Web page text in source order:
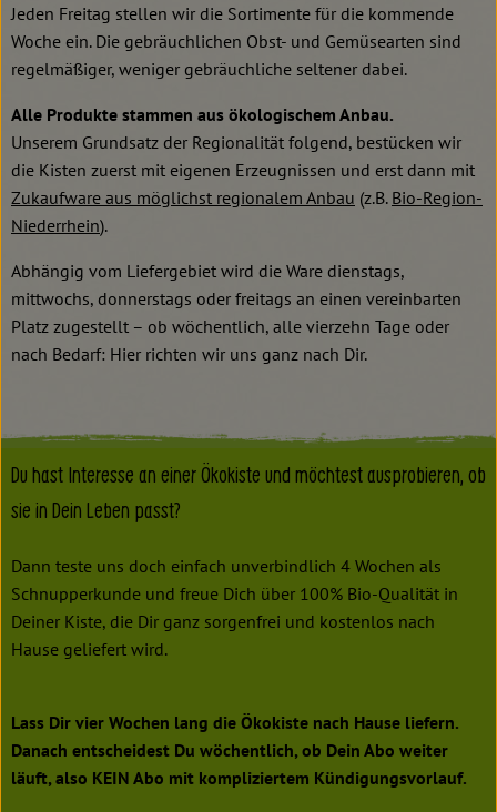
Jeden Freitag stellen wir die Sortimente für die kommende
Woche ein. Die gebräuchlichen Obst- und Gemüsearten sind
regelmäßiger, weniger gebräuchliche seltener dabei.
Alle Produkte stammen aus ökologischem Anbau.
Unserem Grundsatz der Regionalität folgend, bestücken wir
die Kisten zuerst mit eigenen Erzeugnissen und erst dann mit
Zukaufware aus möglichst regionalem Anbau (z.B. Bio-Region-
Niederrhein).
Abhängig vom Liefergebiet wird die Ware dienstags,
mittwochs, donnerstags oder freitags an einen vereinbarten
Platz zugestellt – ob wöchentlich, alle vierzehn Tage oder
nach Bedarf: Hier richten wir uns ganz nach Dir.
Du hast Interesse an einer Ökokiste und möchtest ausprobieren, ob
sie in Dein Leben passt?
Dann teste uns doch einfach unverbindlich 4 Wochen als
Schnupperkunde und freue Dich über 100% Bio-Qualität in
Deiner Kiste, die Dir ganz sorgenfrei und kostenlos nach
Hause geliefert wird.
Lass Dir vier Wochen lang die Ökokiste nach Hause liefern.
Danach entscheidest Du wöchentlich, ob Dein Abo weiter
läuft, also KEIN Abo mit kompliziertem Kündigungsvorlauf.